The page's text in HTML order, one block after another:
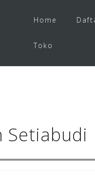
Home
Toko
Setiabudi